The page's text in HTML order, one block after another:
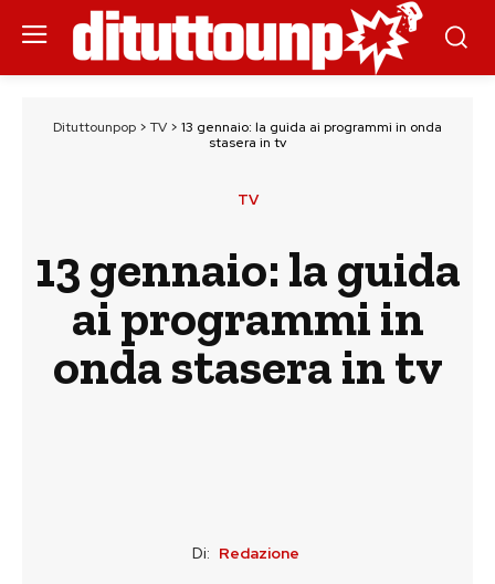
Dituttounpop > TV > 13 gennaio: la guida ai programmi in onda
stasera in tv
TV
13 gennaio: la guida
ai programmi in
onda stasera in tv
Di: Redazione